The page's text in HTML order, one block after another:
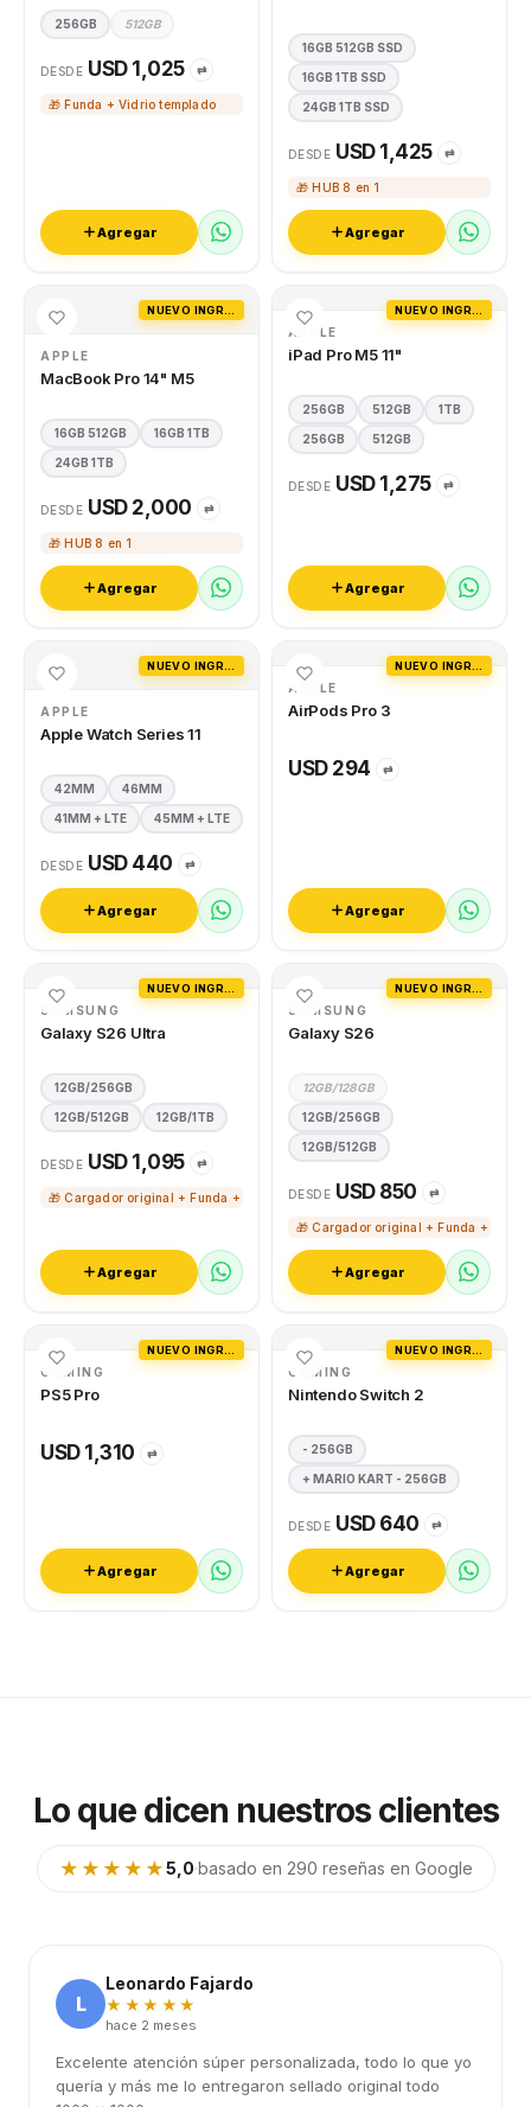
256GB 512GB
DESDE USD 1,025 ⇄
🎁 Funda + Vidrio templado
Agregar
16GB 512GB SSD
16GB 1TB SSD
24GB 1TB SSD
DESDE USD 1,425 ⇄
🎁 HUB 8 en 1
Agregar
APPLE
MacBook Pro 14" M5
16GB 512GB 16GB 1TB
24GB 1TB
DESDE USD 2,000 ⇄
🎁 HUB 8 en 1
Agregar
APPLE
iPad Pro M5 11"
256GB 512GB 1TB
256GB 512GB
DESDE USD 1,275 ⇄
Agregar
APPLE
Apple Watch Series 11
42MM 46MM
41MM + LTE 45MM + LTE
DESDE USD 440 ⇄
Agregar
APPLE
AirPods Pro 3
USD 294 ⇄
Agregar
SAMSUNG
Galaxy S26 Ultra
12GB/256GB
12GB/512GB 12GB/1TB
DESDE USD 1,095 ⇄
🎁 Cargador original + Funda + Vidrio templado
Agregar
SAMSUNG
Galaxy S26
12GB/128GB
12GB/256GB
12GB/512GB
DESDE USD 850 ⇄
🎁 Cargador original + Funda +
Agregar
GAMING
PS5 Pro
USD 1,310 ⇄
Agregar
GAMING
Nintendo Switch 2
- 256GB
+ MARIO KART - 256GB
DESDE USD 640 ⇄
Agregar
Lo que dicen nuestros clientes
★★★★★5,0·basado en 290 reseñas en Google
L
Leonardo Fajardo
★★★★★
hace 2 meses
Excelente atención súper personalizada, todo lo que yo
quería y más me lo entregaron sellado original todo